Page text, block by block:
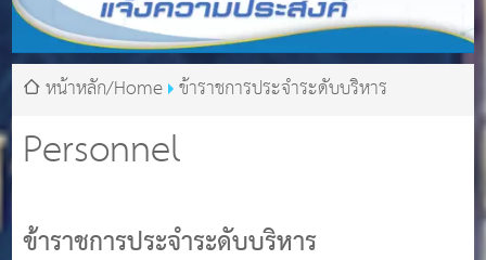
Personnel
หน้าหลัก/Home ข้าราชการประจำระดับบริหาร
ข้าราชการประจำระดับบริหาร